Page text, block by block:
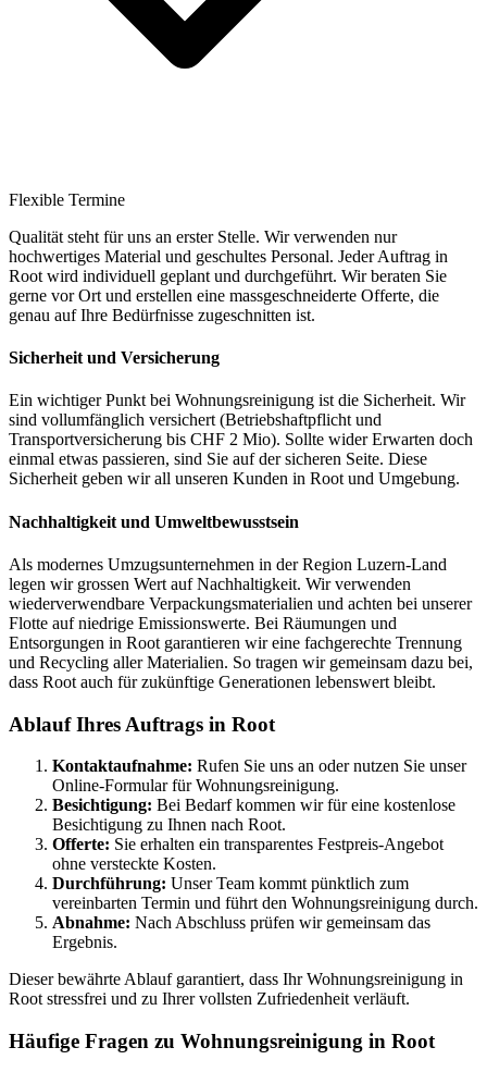
Flexible Termine
Qualität steht für uns an erster Stelle. Wir verwenden nur
hochwertiges Material und geschultes Personal. Jeder Auftrag in
Root wird individuell geplant und durchgeführt. Wir beraten Sie
gerne vor Ort und erstellen eine massgeschneiderte Offerte, die
genau auf Ihre Bedürfnisse zugeschnitten ist.
Sicherheit und Versicherung
Ein wichtiger Punkt bei Wohnungsreinigung ist die Sicherheit. Wir
sind vollumfänglich versichert (Betriebshaftpflicht und
Transportversicherung bis CHF 2 Mio). Sollte wider Erwarten doch
einmal etwas passieren, sind Sie auf der sicheren Seite. Diese
Sicherheit geben wir all unseren Kunden in Root und Umgebung.
Nachhaltigkeit und Umweltbewusstsein
Als modernes Umzugsunternehmen in der Region Luzern-Land
legen wir grossen Wert auf Nachhaltigkeit. Wir verwenden
wiederverwendbare Verpackungsmaterialien und achten bei unserer
Flotte auf niedrige Emissionswerte. Bei Räumungen und
Entsorgungen in Root garantieren wir eine fachgerechte Trennung
und Recycling aller Materialien. So tragen wir gemeinsam dazu bei,
dass Root auch für zukünftige Generationen lebenswert bleibt.
Ablauf Ihres Auftrags in Root
Kontaktaufnahme: Rufen Sie uns an oder nutzen Sie unser
Online-Formular für Wohnungsreinigung.
Besichtigung: Bei Bedarf kommen wir für eine kostenlose
Besichtigung zu Ihnen nach Root.
Offerte: Sie erhalten ein transparentes Festpreis-Angebot
ohne versteckte Kosten.
Durchführung: Unser Team kommt pünktlich zum
vereinbarten Termin und führt den Wohnungsreinigung durch.
Abnahme: Nach Abschluss prüfen wir gemeinsam das
Ergebnis.
Dieser bewährte Ablauf garantiert, dass Ihr Wohnungsreinigung in
Root stressfrei und zu Ihrer vollsten Zufriedenheit verläuft.
Häufige Fragen zu Wohnungsreinigung in Root